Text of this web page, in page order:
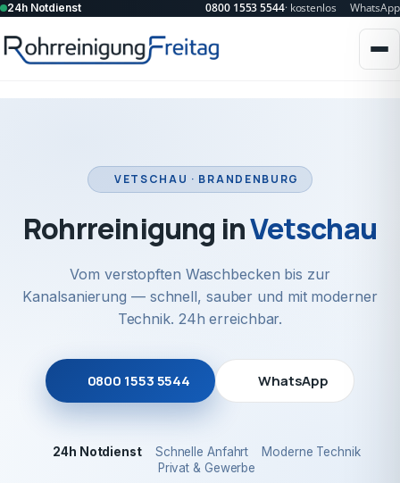
24h Notdienst 0800 1553 5544· kostenlos WhatsApp
VETSCHAU · BRANDENBURG
Rohrreinigung inVetschau
Vom verstopften Waschbecken bis zur
Kanalsanierung — schnell, sauber und mit moderner
Technik. 24h erreichbar.
0800 1553 5544 WhatsApp
24h Notdienst Schnelle Anfahrt
Moderne Technik
Privat & Gewerbe